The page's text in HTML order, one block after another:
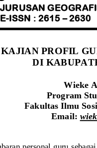
JURUSAN
E-ISSN : 2615 –2630
KAJIAN PROFIL
DI
Wieke
Program
Fakultas Ilmu
Email:
personal  guru